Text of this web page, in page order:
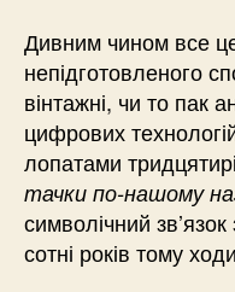
Дивним чином все
непідготовленого
вінтажні, чи то пак
цифрових
лопатами
тачки по-нашому
символічний
сотні років тому